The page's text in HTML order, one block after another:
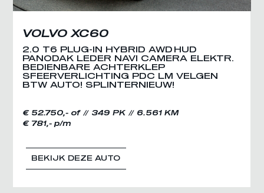
VOLVO XC60
2.0 T6 PLUG-IN HYBRID AWD HUD
PANODAK LEDER NAVI CAMERA ELEKTR.
BEDIENBARE ACHTERKLEP
SFEERVERLICHTING PDC LM VELGEN
BTW AUTO! SPLINTERNIEUW!
€ 52.750,- of
€ 781,- p/m
349 PK 6.561 KM
BEKIJK DEZE AUTO